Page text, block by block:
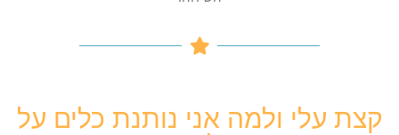
קצת עלי ולמה אני נותנת כלים על